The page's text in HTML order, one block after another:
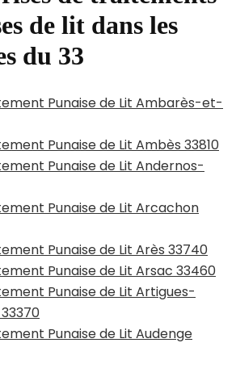
de lit dans les
du 33
Punaise de Lit Ambarès-et-
Punaise de Lit Ambès 33810
Punaise de Lit Andernos-
Punaise de Lit Arcachon
Punaise de Lit Arès 33740
Punaise de Lit Arsac 33460
Punaise de Lit Artigues-
Punaise de Lit Audenge